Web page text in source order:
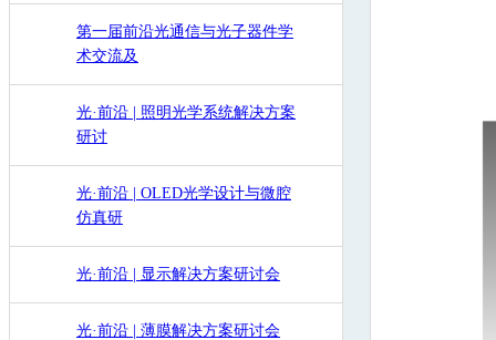
第一届前沿光通信与光子器件学
术交流及
光·前沿 | 照明光学系统解决方案
研讨
光·前沿 | OLED光学设计与微腔
仿真研
光·前沿 | 显示解决方案研讨会
光·前沿 | 薄膜解决方案研讨会